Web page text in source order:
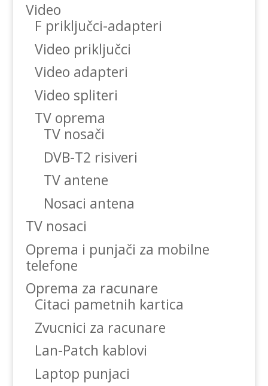
Video
F priključci-adapteri
Video priključci
Video adapteri
Video spliteri
TV oprema
TV nosači
DVB-T2 risiveri
TV antene
Nosaci antena
TV nosaci
Oprema i punjači za mobilne
telefone
Oprema za racunare
Citaci pametnih kartica
Zvucnici za racunare
Lan-Patch kablovi
Laptop punjaci